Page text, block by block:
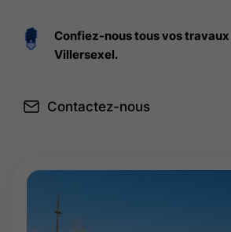
Confiez-nous tous vos
Villersexel.
Contactez-nous